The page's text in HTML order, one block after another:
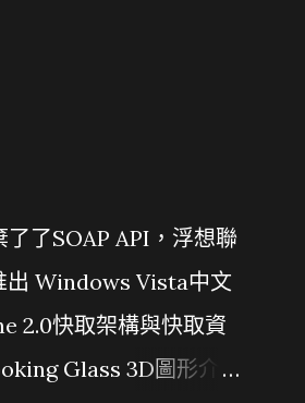
了SOAP API，浮想聯
Windows Vista中文
2.0快取架構與快取資
Glass 3D圖形介